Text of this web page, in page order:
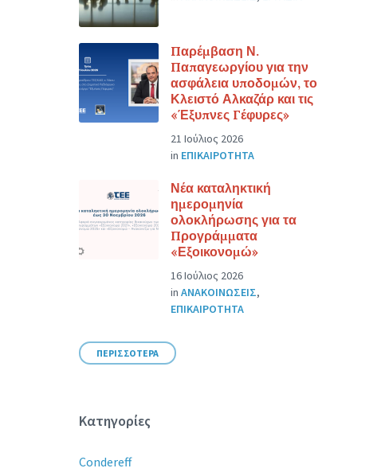
Παρέμβαση Ν.
Παπαγεωργίου για την
ασφάλεια υποδομών, το
Κλειστό Αλκαζάρ και τις
«Έξυπνες Γέφυρες»
21 Ιούλιος 2026
in ΕΠΙΚΑΙΡΟΤΗΤΑ
Νέα καταληκτική
ημερομηνία
ολοκλήρωσης για τα
Προγράμματα
«Εξοικονομώ»
16 Ιούλιος 2026
inΑΝΑΚΟΙΝΩΣΕΙΣ,
ΕΠΙΚΑΙΡΟΤΗΤΑ
ΠΕΡΙΣΣΟΤΕΡΑ
Κατηγορίες
Condereff